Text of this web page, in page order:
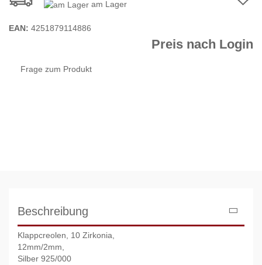
am Lager
EAN: 4251879114886
Preis nach Login
Frage zum Produkt
Beschreibung
Klappcreolen, 10 Zirkonia,
12mm/2mm,
Silber 925/000